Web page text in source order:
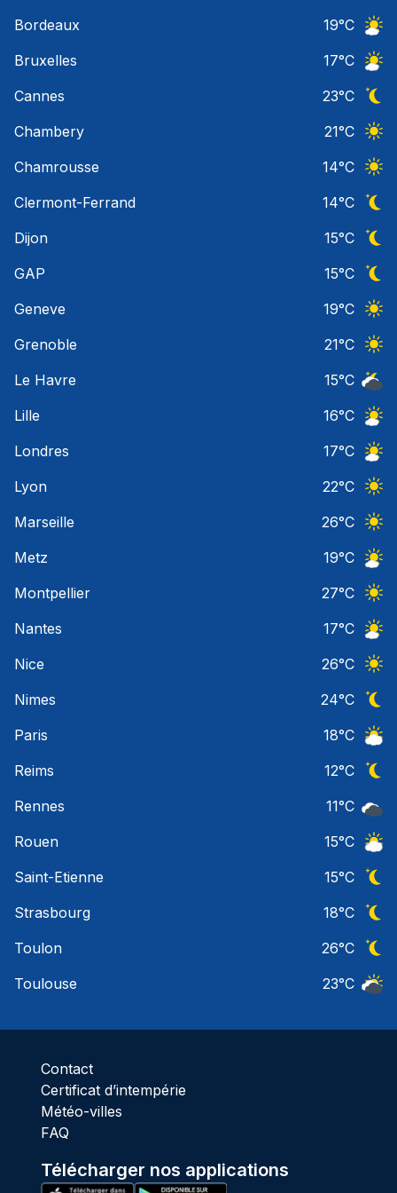
Bordeaux
19°C
Bruxelles
17°C
Cannes
23°C
Chambery
21°C
Chamrousse
14°C
Clermont-Ferrand
14°C
Dijon
15°C
GAP
15°C
Geneve
19°C
Grenoble
21°C
Le Havre
15°C
Lille
16°C
Londres
17°C
Lyon
22°C
Marseille
26°C
Metz
19°C
Montpellier
27°C
Nantes
17°C
Nice
26°C
Nimes
24°C
Paris
18°C
Reims
12°C
Rennes
11°C
Rouen
15°C
Saint-Etienne
15°C
Strasbourg
18°C
Toulon
26°C
Toulouse
23°C
Contact
Certificat d’intempérie
Météo-villes
FAQ
Télécharger nos applications